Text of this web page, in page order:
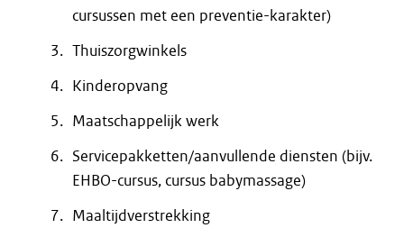
cursussen met een preventie-karakter)
Thuiszorgwinkels
Kinderopvang
Maatschappelijk werk
Servicepakketten/aanvullende diensten (bijv.
EHBO-cursus, cursus babymassage)
Maaltijdverstrekking